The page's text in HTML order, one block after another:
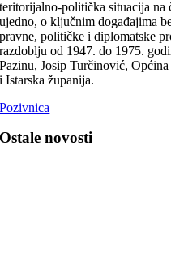
teritorijalno-politička situacija na
ujedno, o ključnim događajima
pravne, političke i diplomatske
razdoblju od 1947. do 1975.
Pazinu, Josip Turčinović,
i Istarska županija.
Pozivnica
Ostale novosti